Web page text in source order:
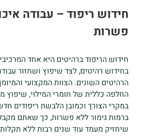
חידוש ריפוד – עבודה
פשרות
חידוש הריפוד ברהיטים היא אחד
בחידוש רהיטים, לצד שיפוץ ושחזור
הרהיטים השונים. הצוות המקצועי
החלפה כללית של חומרי המילוי, שיפוץ
במקרי הצורך וכמובן הלבשת ריפודים
ברמות גימור ללא פשרות, כך שאתם
שיחזיק מעמד עוד שנים רבות ללא